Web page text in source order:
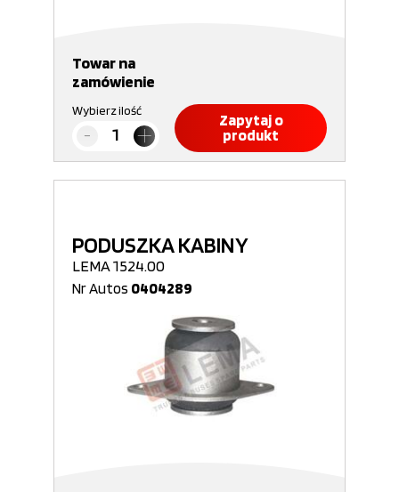
Towar na
zamówienie
Wybierz ilość
Zapytaj o
produkt
PODUSZKA KABINY
LEMA 1524.00
Nr Autos 0404289